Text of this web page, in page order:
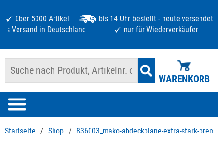
über 5000 Artikel
bis 14 Uhr bestellt - heute versendet
Versand in Deutschland ab 125 €
nur für Wiederverkäufer
WARENKORB
Startseite / Shop / 836003_mako-abdeckplane-extra-stark-